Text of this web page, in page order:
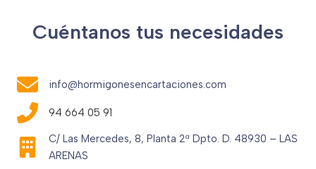
Cuéntanos tus necesidades
info@hormigonesencartaciones.com
94 664 05 91
C/ Las Mercedes, 8, Planta 2ª Dpto. D. 48930 – LAS
ARENAS